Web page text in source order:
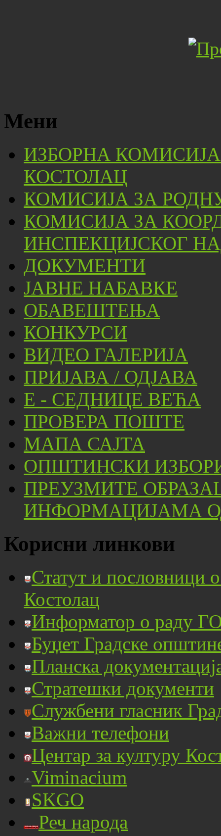
Мени
ИЗБОРНА
КОСТОЛАЦ
КОМИСИЈА ЗА
КОМИСИЈА ЗА
ИНСПЕКЦИЈСКОГ
ДОКУМЕНТИ
ЈАВНЕ НАБАВКЕ
ОБАВЕШТЕЊА
КОНКУРСИ
ВИДЕО ГАЛЕРИЈА
ПРИЈАВА / ОДЈАВА
Е - СЕДНИЦЕ ВЕЋА
ПРОВЕРА ПОШТЕ
МАПА САЈТА
ОПШТИНСКИ
ПРЕУЗМИТЕ
ИНФОРМАЦИЈАМА
Корисни линкови
Статут и пословници
Костолац
Информатор о раду
Буџет Градске
Планска
Стратешки документи
Службени гласник
Важни телефони
Центар за културу
Viminacium
SKGO
Реч народа